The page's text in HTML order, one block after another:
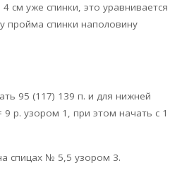
см уже спинки, это уравнивается
пройма спинки наполовину
95 (117) 139 п. и для нижней
9 р. узором 1, при этом начать с 1
спицах № 5,5 узором 3.